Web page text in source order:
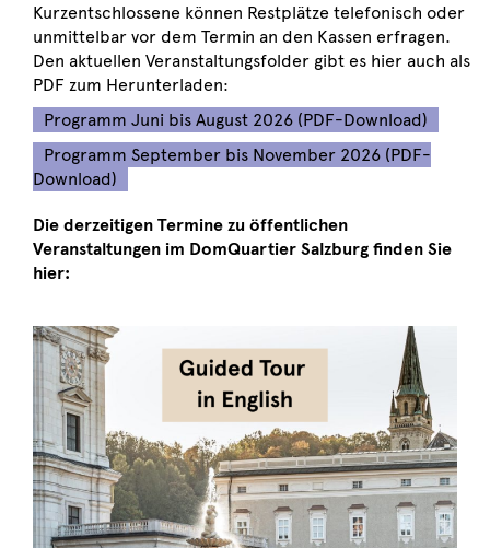
Kurzentschlossene können Restplätze telefonisch oder
unmittelbar vor dem Termin an den Kassen erfragen.
Den aktuellen Veranstaltungsfolder gibt es hier auch als
PDF zum Herunterladen:
Programm Juni bis August 2026 (PDF-Download)
Programm September bis November 2026 (PDF-
Download)
Die derzeitigen Termine zu öffentlichen
Veranstaltungen im DomQuartier Salzburg finden Sie
hier: